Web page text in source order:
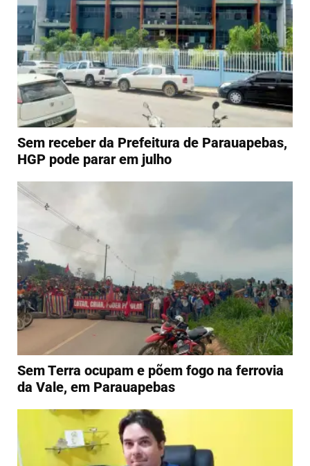
Sem receber da Prefeitura de Parauapebas,
HGP pode parar em julho
Sem Terra ocupam e põem fogo na ferrovia
da Vale, em Parauapebas